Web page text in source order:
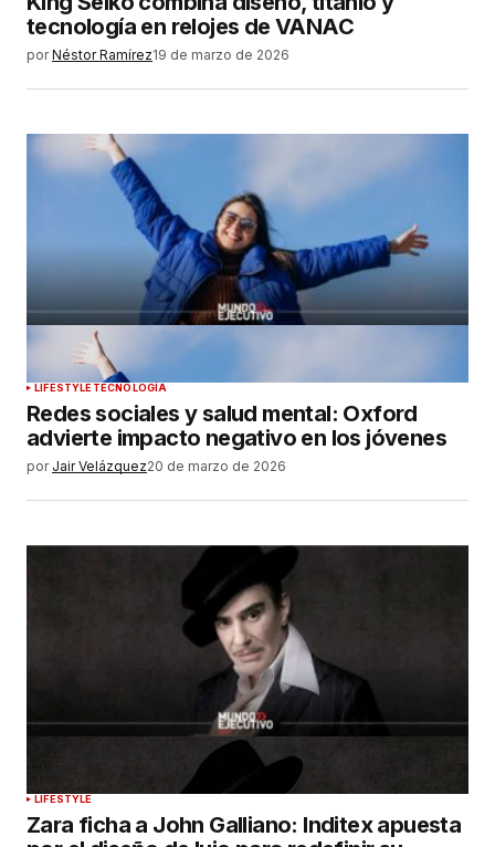
tecnología en relojes de VANAC
por Néstor Ramírez19 de marzo de 2026
LIFESTYLETECNOLOGÍA
Redes sociales y salud mental: Oxford
advierte impacto negativo en los jóvenes
por Jair Velázquez20 de marzo de 2026
LIFESTYLE
Zara ficha a John Galliano: Inditex apuesta